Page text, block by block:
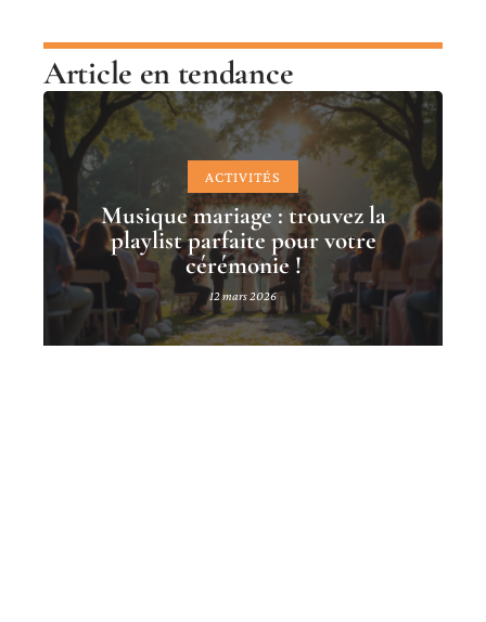
Article en tendance
ACTIVITÉS
Musique mariage : trouvez la
playlist parfaite pour votre
cérémonie !
12 mars 2026